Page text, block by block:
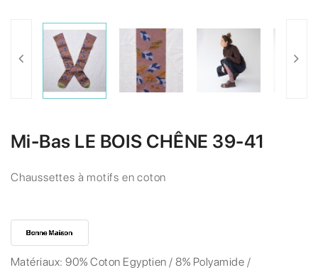
Mi-Bas LE BOIS CHÊNE 39-41
Chaussettes à motifs en coton
Matériaux:90% Coton Egyptien / 8% Polyamide /